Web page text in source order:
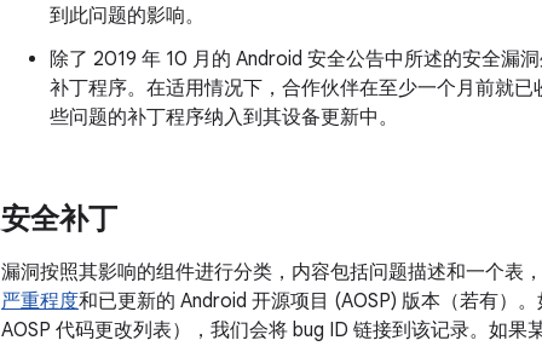
到此问题的影响。
除了 2019 年 10 月的 Android 安全公告中所述的安全漏
补丁程序。在适用情况下，合作伙伴在至少一个月前就
些问题的补丁程序纳入到其设备更新中。
安全补丁
漏洞按照其影响的组件进行分类，内容包括问题描述和一个表
严重程度和已更新的 Android 开源项目 (AOSP) 版本（若有）
AOSP 代码更改列表），我们会将 bug ID 链接到该记录。如